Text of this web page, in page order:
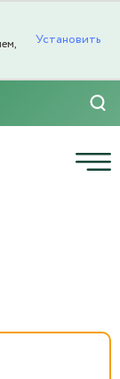
Установить